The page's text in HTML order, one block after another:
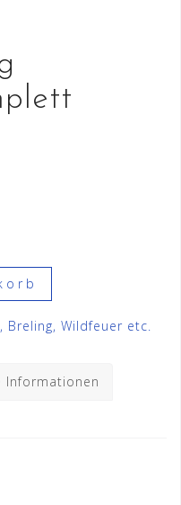
Breling, Wildfeuer etc.
Informationen